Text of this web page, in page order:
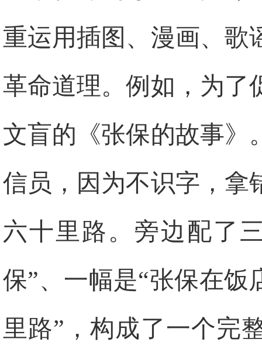
重运用插图、漫画、歌
革命道理。例如，为了
文盲的《张保的故事》
信员，因为不识字，拿
六十里路。旁边配了
保”、一幅是“张保在饭
里路”，构成了一个完